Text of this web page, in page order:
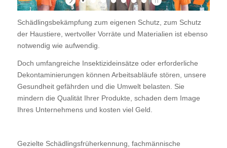
Schädlingsbekämpfung zum eigenen Schutz, zum Schutz
der Haustiere, wertvoller Vorräte und Materialien ist ebenso
notwendig wie aufwendig.
Doch umfangreiche Insektizideinsätze oder erforderliche
Dekontaminierungen können Arbeitsabläufe stören, unsere
Gesundheit gefährden und die Umwelt belasten. Sie
mindern die Qualität Ihrer Produkte, schaden dem Image
Ihres Unternehmens und kosten viel Geld.
Gezielte Schädlingsfrüherkennung, fachmännische